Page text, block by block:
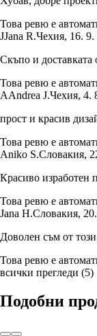
Това ревю е
JJana R.Чехия, 16. 9.
Скъпо и доставката
Това ревю е
AAndrea J.Чехия, 4.
прост и красив
Това ревю е
Aniko S.Словакия,
Красиво изработен
Това ревю е
Jana H.Словакия,
Доволен съм от
Това ревю е
всички прегледи (5)
Подобни